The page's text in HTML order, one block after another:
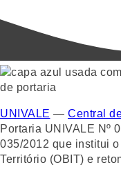
UNIVALE — Central
Portaria UNIVALE Nº
035/2012 que institui
Território (OBIT) e